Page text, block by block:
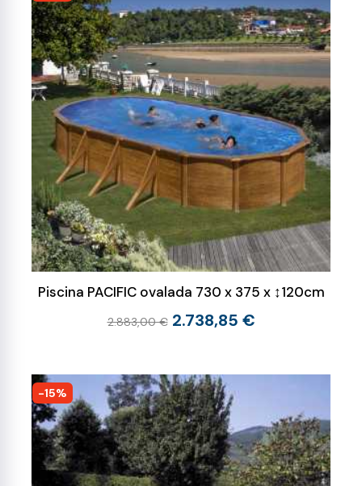
Piscina PACIFIC ovalada 730 x 375 x ↕120cm
2.883,00 € 2.738,85 €
-15%